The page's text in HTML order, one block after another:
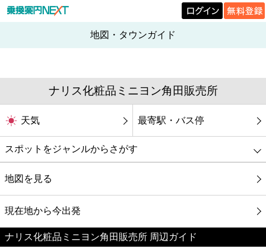
地図・タウンガイド
ナリス化粧品ミニヨン角田販売所
天気 最寄駅・バス停
スポットをジャンルからさがす
グルメ
映画
美容
地図を見る
現在地から今出発
ナリス化粧品ミニヨン角田販売所 周辺ガイド